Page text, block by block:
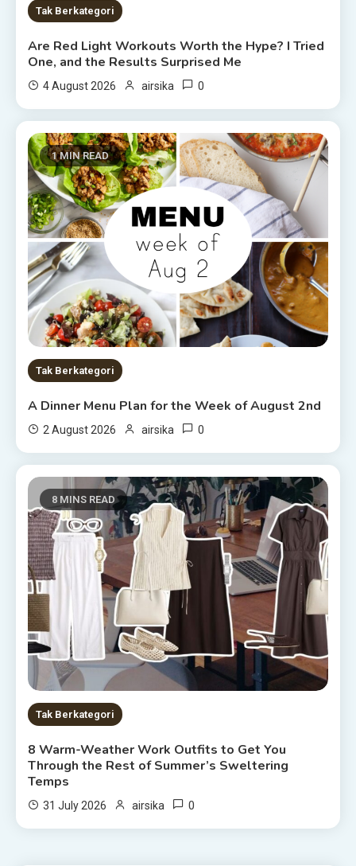
Tak Berkategori
Are Red Light Workouts Worth the Hype? I Tried
One, and the Results Surprised Me
4 August 2026 airsika 0
1 MIN READ
Tak Berkategori
A Dinner Menu Plan for the Week of August 2nd
2 August 2026 airsika 0
8 MINS READ
Tak Berkategori
8 Warm-Weather Work Outfits to Get You
Through the Rest of Summer’s Sweltering
Temps
31 July 2026 airsika 0